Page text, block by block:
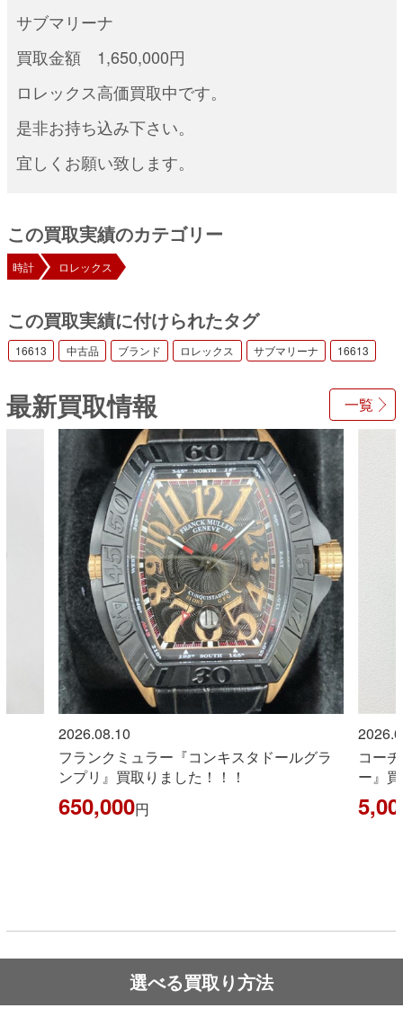
サブマリーナ
買取金額 1,650,000円
ロレックス高価買取中です。
是非お持ち込み下さい。
宜しくお願い致します。
この買取実績のカテゴリー
時計 ロレックス
この買取実績に付けられたタグ
16613 中古品 ブランド ロレックス サブマリーナ 16613
一覧
最新買取情報
クミュラー『コンキスタドールグラ
』買取りました！！！
円
コーチ『ミニシグ
ー』買取りました
選べる買取り方法